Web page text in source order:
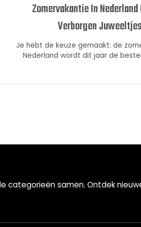
Zomervakantie In
Verborgen Juweeltjes
Je hebt de keuze gemaakt: de
Nederland wordt dit jaar de
categorieën samen. Ontdek